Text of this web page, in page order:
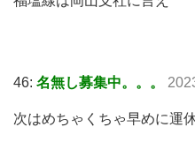
46: 名無し募集中。。。
次はめちゃくちゃ早めに運